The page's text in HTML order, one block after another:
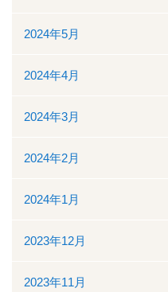
交通案内
個人情報保護
お問い合わせ
ダウンロード資料一覧
一般競争（指名競争
2024年5月
2024年4月
2024年3月
2024年2月
2024年1月
2023年12月
2023年11月